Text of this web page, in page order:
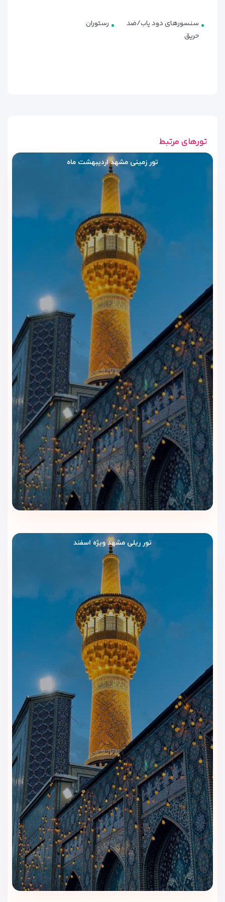
اگر دو نفر هستید، اتاق دو تخته انتخاب مناسبی است. برای
سفرهای سه‌نفره، اتاق سه تخته گزینه کاربردی‌تری محسوب
رستوران و کافی‌شاپ هتل ساوین
مشهد | شروعی راحت برای یک روز
هتل ساوین مشهد برای زائرانی مناسب است که می‌خواهند در طول
اقامت، دسترسی راحتی به صبحانه، غذا و نوشیدنی داشته باشند.
این هتل با رستوران و کافی‌شاپ، شرایطی فراهم می‌کند تا مهمانان
بخشی از نیازهای روزمره سفر را بدون رفت‌وآمد اضافه در داخل هتل
برطرف کنند.
صبحانه؛ آغاز آرام قبل از زیارت
صبحانه در هتل ساوین مشهد به مهمانان کمک می‌کند روز خود را
با انرژی بیشتری شروع کنند. زائران می‌توانند قبل از رفتن به حرم،
خرید از بازار رضا یا گشت‌وگذار در خیابان‌های اطراف، صبحانه میل
کنند و برنامه روزانه خود را راحت‌تر ادامه دهند.
رستوران هتل؛ مناسب برای وعده‌های
روزانه
رستوران هتل ساوین فضایی کاربردی برای صرف غذا دارد. این بخش
برای خانواده‌ها و مسافرانی مناسب است که بعد از زیارت یا خرید،
ترجیح می‌دهند بدون خروج از هتل غذا بخورند و زمان بیشتری برای
استراحت داشته باشند.
کافی‌شاپ؛ مکثی کوتاه بعد از رفت‌وآمد
کافی‌شاپ هتل ساوین مشهد فضایی مناسب برای نوشیدنی،
گفت‌وگو و استراحت کوتاه ایجاد می‌کند. مهمانان می‌توانند بعد از
یک روز شلوغ در مشهد، چند دقیقه در این فضا آرام بگیرند و
سپس به اتاق خود برگردند.
امکانات رفاهی هتل ساوین مشهد
| اقامتی راحت و کاربردی برای زائران
هتل ساوین مشهد برای مسافرانی مناسب است که در سفر زیارتی
خود، اقامتی ساده، منظم و بی‌دردسر می‌خواهند. امکانات این هتل
بیشتر روی نیازهای اصلی مهمانان تمرکز دارد و به زائران کمک
می‌کند چند روز اقامت راحت‌تری در مشهد تجربه کنند.
پذیرش و راهنمایی مهمانان
پذیرش هتل ساوین مشهد روند ورود و خروج مهمانان را ساده‌تر
می‌کند. مسافران می‌توانند برای هماهنگی اقامت، دریافت
راهنمایی و پیگیری خدمات موردنیاز خود از این بخش کمک بگیرند.
اینترنت برای مدیریت کارهای روزمره
دسترسی به اینترنت در هتل باعث می‌شود مهمانان مسیرها،
تماس‌ها، پیام‌ها و برنامه‌های روزانه سفر را راحت‌تر مدیریت کنند.
این امکان برای اقامت‌های چندروزه و سفرهای خانوادگی کاربرد
زیادی دارد.
آسانسور برای رفت‌وآمد راحت‌تر
سنسورهای دود یاب/ضد
حریق
رستوران
تورهای مرتبط
تور زمینی مشهد اردیبهشت ماه
تور ریلی مشهد ویژه اسفند